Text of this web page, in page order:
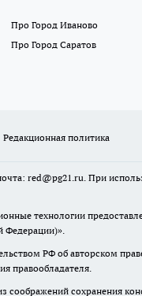
Про Город Иваново
Про Город Саратов
Редакционная политика
red@pg21.ru. При
технологии
Федерации)».
РФ об авторском
правообладателя.
сохранения